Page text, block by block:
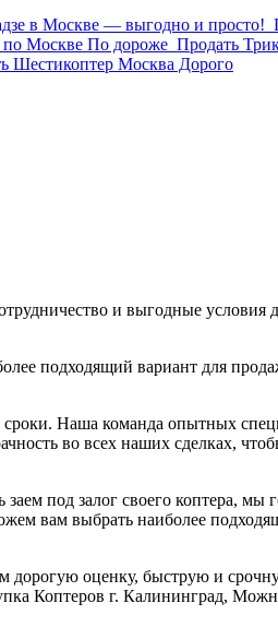
в Москве — выгодно и просто!
по Москве По дороже Продать
Шестикоптер Москва Дорого
и выгодные
подходящий вариант для
Наша команда опытных
во всех наших сделках,
под залог своего коптера,
вам выбрать наиболее
дорогую оценку, быструю и
Коптеров г. Калининград,